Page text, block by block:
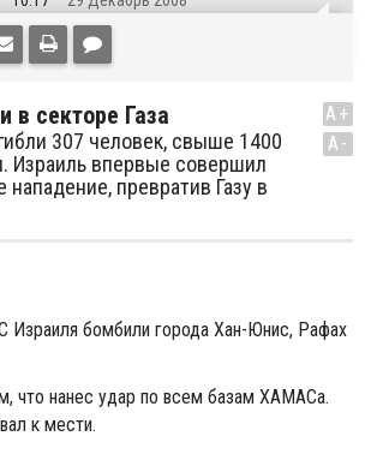
в секторе Газа
307 человек, свыше 1400
Израиль впервые совершил
превратив Газу в
A+
A-
Израиля бомбили города Хан-Юнис, Рафах
что нанес удар по всем базам ХАМАСа.
к мести.